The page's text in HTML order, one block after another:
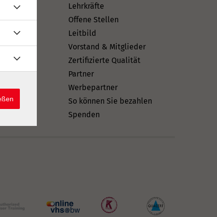
Lehrkräfte
Offene Stellen
Leitbild
Vorstand & Mitglieder
Zertifizierte Qualität
Partner
Werbepartner
So können Sie bezahlen
Spenden